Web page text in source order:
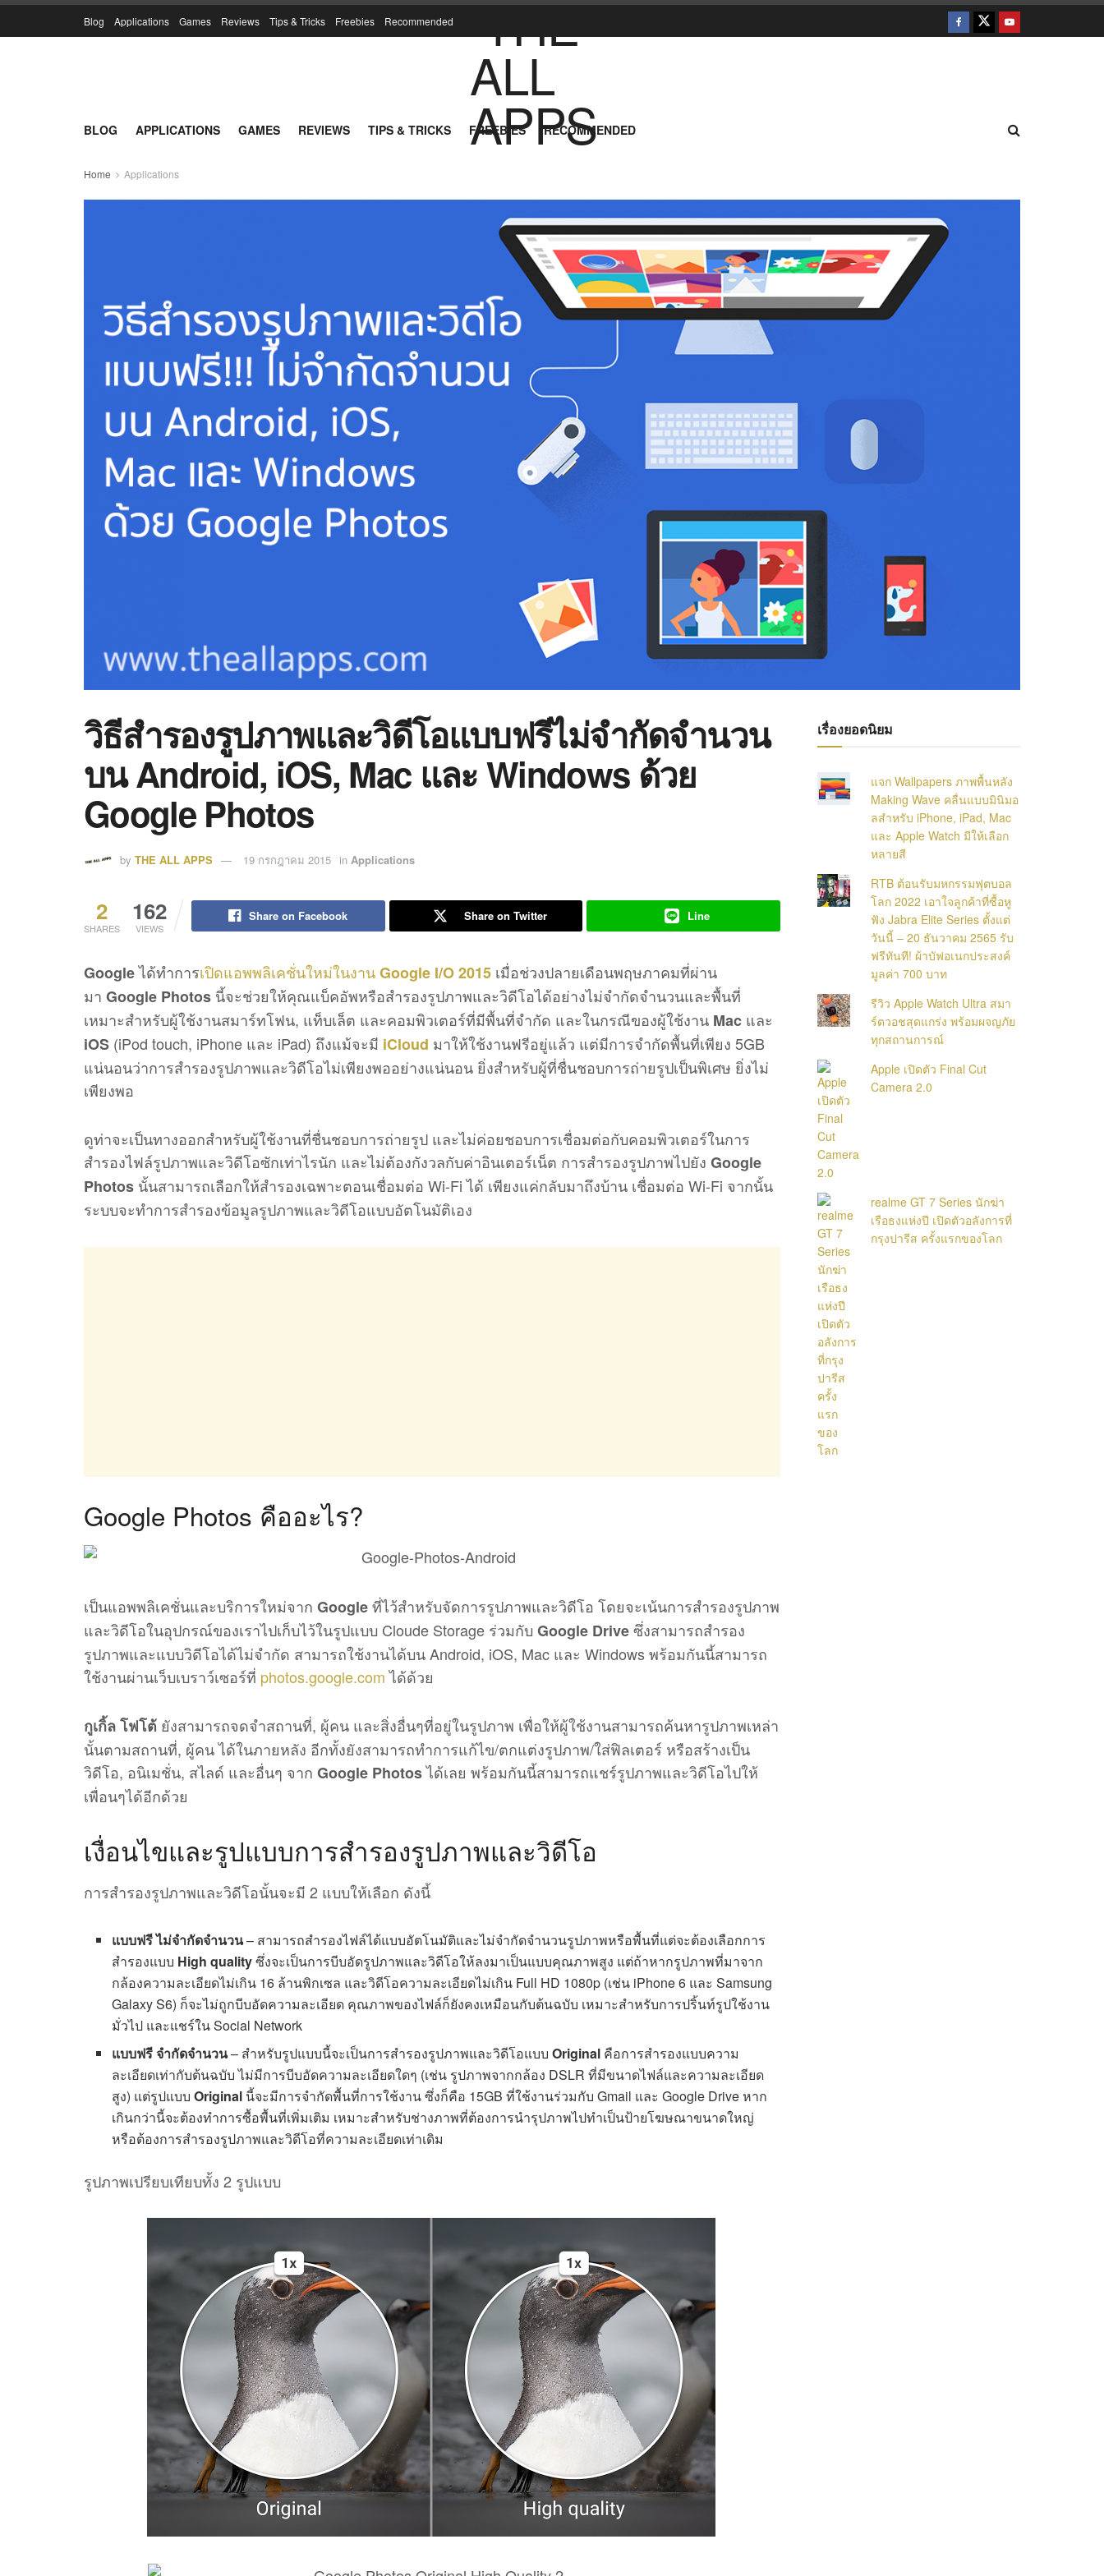
Blog Applications Games Reviews Tips & Tricks Freebies Recommended
BLOG APPLICATIONS GAMES REVIEWS TIPS & TRICKS FREEBIES RECOMMENDED
Home Applications
วิธีสำรองรูปภาพและวิดีโอแบบฟรีไม่จำกัดจำนวน
บน Android, iOS, Mac และ Windows ด้วย
Google Photos
by THE ALL APPS 19 กรกฎาคม 2015 in Applications
2
SHARES
162
VIEWS
Share on Facebook Share on Twitter Line
Googleได้ทำการเปิดแอพพลิเคชั่นใหม่ในงานGoogle I/O 2015 เมื่อช่วงปลายเดือนพฤษภาคมที่ผ่าน
มา Google Photos นี้จะช่วยให้คุณแบ็คอัพหรือสำรองรูปภาพและวิดีโอได้อย่างไม่จำกัดจำนวนและพื้นที่
เหมาะสำหรับผู้ใช้งานสมาร์ทโฟน, แท็บเล็ต และคอมพิวเตอร์ที่มีพื้นที่จำกัด และในกรณีของผู้ใช้งาน Mac และ
iOS (iPod touch, iPhone และ iPad) ถึงแม้จะมี iCloud มาให้ใช้งานฟรีอยู่แล้ว แต่มีการจำกัดพื้นที่เพียง 5GB
แน่นอนว่าการสำรองรูปภาพและวิดีโอไม่เพียงพออย่างแน่นอน ยิ่งสำหรับผู้ที่ชื่นชอบการถ่ายรูปเป็นพิเศษ ยิ่งไม่
เพียงพอ
ดูท่าจะเป็นทางออกสำหรับผู้ใช้งานที่ชื่นชอบการถ่ายรูป และไม่ค่อยชอบการเชื่อมต่อกับคอมพิวเตอร์ในการ
สำรองไฟล์รูปภาพและวิดีโอซักเท่าไรนัก และไม่ต้องกังวลกับค่าอินเตอร์เน็ต การสำรองรูปภาพไปยัง Google
Photos นั้นสามารถเลือกให้สำรองเฉพาะตอนเชื่อมต่อ Wi-Fi ได้ เพียงแค่กลับมาถึงบ้าน เชื่อมต่อ Wi-Fi จากนั้น
ระบบจะทำการสำรองข้อมูลรูปภาพและวิดีโอแบบอัตโนมัติเอง
Google Photos คืออะไร?
เป็นแอพพลิเคชั่นและบริการใหม่จาก Googleที่ไว้สำหรับจัดการรูปภาพและวิดีโอ โดยจะเน้นการสำรองรูปภาพ
และวิดีโอในอุปกรณ์ของเราไปเก็บไว้ในรูปแบบ Cloude Storage ร่วมกับ Google Driveซึ่งสามารถสำรอง
รูปภาพและแบบวิดีโอได้ไม่จำกัด สามารถใช้งานได้บน Android, iOS, Mac และ Windows พร้อมกันนี้สามารถ
ใช้งานผ่านเว็บเบราว์เซอร์ที่ photos.google.comได้ด้วย
กูเกิ้ล โฟโต้ ยังสามารถจดจำสถานที่, ผู้คน และสิ่งอื่นๆที่อยู่ในรูปภาพ เพื่อให้ผู้ใช้งานสามารถค้นหารูปภาพเหล่า
นั้นตามสถานที่, ผู้คน ได้ในภายหลัง อีกทั้งยังสามารถทำการแก้ไข/ตกแต่งรูปภาพ/ใส่ฟิลเตอร์ หรือสร้างเป็น
วิดีโอ, อนิเมชั่น, สไลด์ และอื่นๆ จาก Google Photosได้เลย พร้อมกันนี้สามารถแชร์รูปภาพและวิดีโอไปให้
เพื่อนๆได้อีกด้วย
เงื่อนไขและรูปแบบการสำรองรูปภาพและวิดีโอ
การสำรองรูปภาพและวิดีโอนั้นจะมี 2 แบบให้เลือก ดังนี้
แบบฟรี ไม่จำกัดจำนวน– สามารถสำรองไฟล์ได้แบบอัตโนมัติและไม่จำกัดจำนวนรูปภาพหรือพื้นที่แต่จะต้องเลือกการ
สำรองแบบ High qualityซึ่งจะเป็นการบีบอัดรูปภาพและวิดีโอให้ลงมาเป็นแบบคุณภาพสูง แต่ถ้าหากรูปภาพที่มาจาก
กล้องความละเอียดไม่เกิน 16 ล้านพิกเซล และวิดีโอความละเอียดไม่เกิน Full HD 1080p (เช่น iPhone 6 และ Samsung
Galaxy S6) ก็จะไม่ถูกบีบอัดความละเอียด คุณภาพของไฟล์ก็ยังคงเหมือนกับต้นฉบับ เหมาะสำหรับการปริ้นท์รูปใช้งาน
มั่วไป และแชร์ใน Social Network
แบบฟรี จำกัดจำนวน– สำหรับรูปแบบนี้จะเป็นการสำรองรูปภาพและวิดีโอแบบOriginal คือการสำรองแบบความ
ละเอียดเท่ากับต้นฉบับ ไม่มีการบีบอัดความละเอียดใดๆ (เช่น รูปภาพจากกล้อง DSLR ที่มีขนาดไฟล์และความละเอียด
สูง) แต่รูปแบบOriginal นี้จะมีการจำกัดพื้นที่การใช้งาน ซึ่งก็คือ 15GB ที่ใช้งานร่วมกับ Gmail และ Google Drive หาก
เกินกว่านี้จะต้องทำการซื้อพื้นที่เพิ่มเติม เหมาะสำหรับช่างภาพที่ต้องการนำรุปภาพไปทำเป็นป้ายโฆษณาขนาดใหญ่
หรือต้องการสำรองรูปภาพและวิดีโอที่ความละเอียดเท่าเดิม
รูปภาพเปรียบเทียบทั้ง 2 รูปแบบ
เรื่องยอดนิยม
แจก Wallpapers ภาพพื้นหลัง
Making Wave คลื่นแบบมินิมอ
ลสำหรับ iPhone, iPad, Mac
และ Apple Watch มีให้เลือก
หลายสี
RTB ต้อนรับมหกรรมฟุตบอล
โลก 2022 เอาใจลูกค้าที่ซื้อหู
ฟัง Jabra Elite Series ตั้งแต่
วันนี้ – 20 ธันวาคม 2565 รับ
ฟรีทันที! ผ้าบัฟอเนกประสงค์
มูลค่า 700 บาท
รีวิว Apple Watch Ultra สมา
ร์ตวอชสุดแกร่ง พร้อมผจญภัย
ทุกสถานการณ์
Apple เปิดตัว Final Cut
Camera 2.0
realme GT 7 Series นักฆ่า
เรือธงแห่งปี เปิดตัวอลังการที่
กรุงปารีส ครั้งแรกของโลก